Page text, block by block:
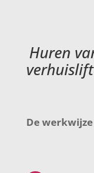
Huren
De